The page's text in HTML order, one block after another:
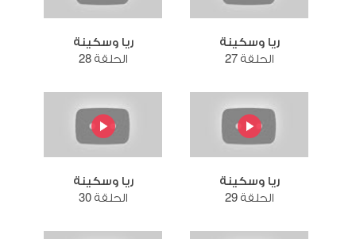
ريا وسكينة
الحلقة 27
ريا وسكينة
الحلقة 28
ريا وسكينة
الحلقة 29
ريا وسكينة
الحلقة 30